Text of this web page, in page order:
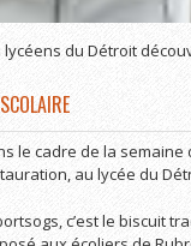
lycéens du Détroit
le cadre de la semaine
au lycée du
c’est le biscuit